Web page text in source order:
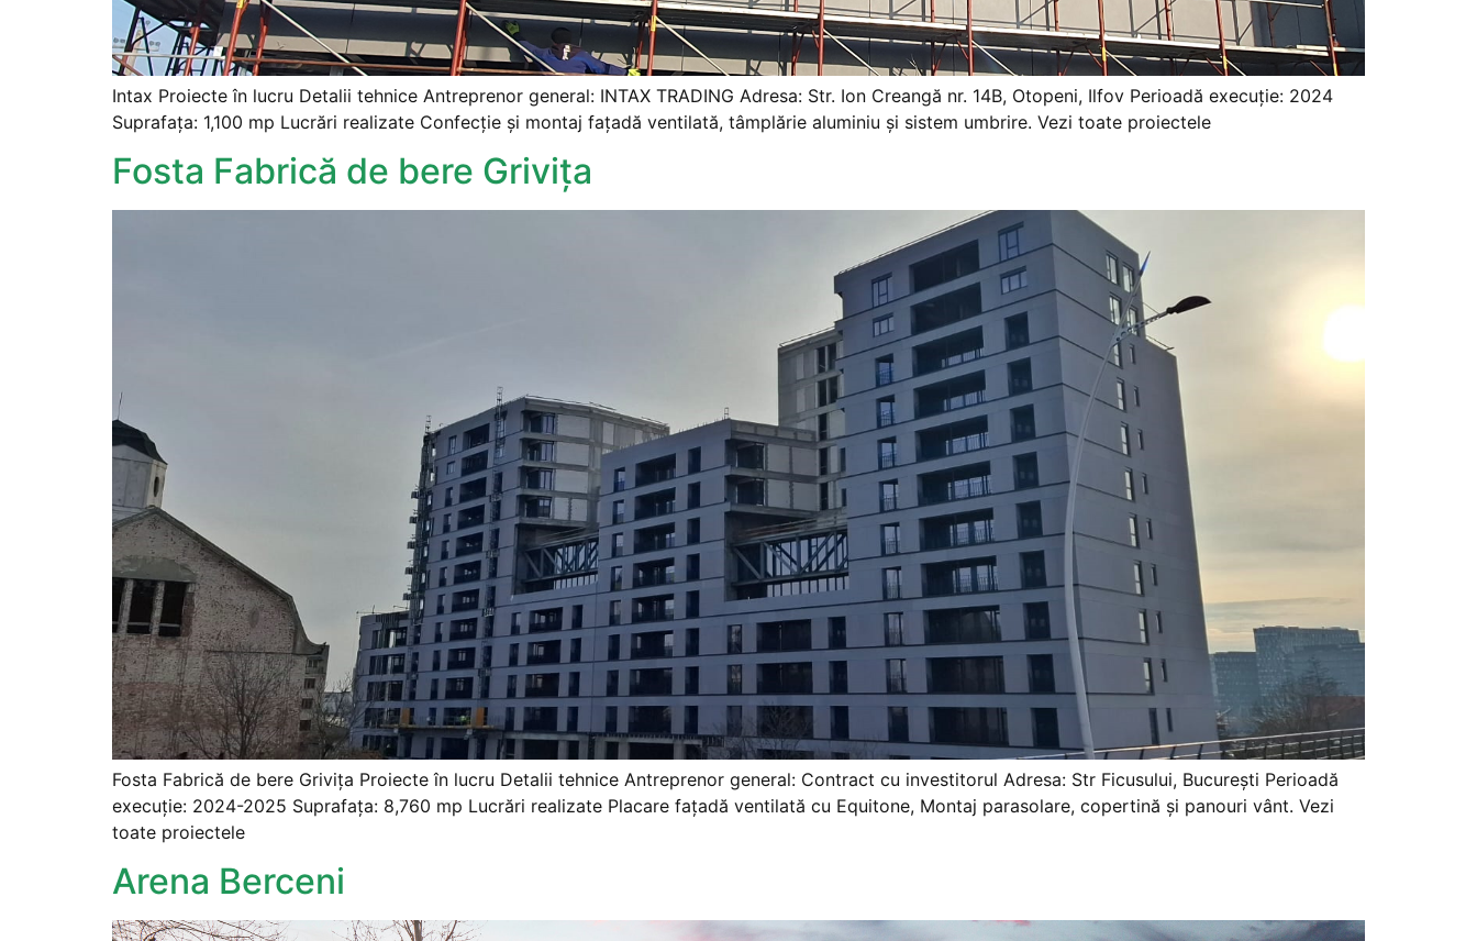
Intax Proiecte în lucru Detalii tehnice Antreprenor general: INTAX TRADING Adresa: Str. Ion Creangă nr. 14B, Otopeni, Ilfov Perioadă execuție: 2024
Suprafața: 1,100 mp Lucrări realizate Confecție și montaj fațadă ventilată, tâmplărie aluminiu și sistem umbrire. Vezi toate proiectele
Fosta Fabrică de bere Grivița
Fosta Fabrică de bere Grivița Proiecte în lucru Detalii tehnice Antreprenor general: Contract cu investitorul Adresa: Str Ficusului, București Perioadă
execuție: 2024-2025 Suprafața: 8,760 mp Lucrări realizate Placare fațadă ventilată cu Equitone, Montaj parasolare, copertină și panouri vânt. Vezi
toate proiectele
Arena Berceni